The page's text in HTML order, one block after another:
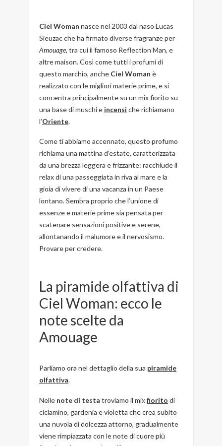
Ciel Woman nasce nel 2003 dal naso Lucas
Sieuzac che ha firmato diverse fragranze per
Amouage, tra cui il famoso Reflection Man, e
altre maison. Così come tutti i profumi di
questo marchio, anche Ciel Woman è
realizzato con le migliori materie prime, e si
concentra principalmente su un mix fiorito su
una base di muschi e incensi che richiamano
l’Oriente.
Come ti abbiamo accennato, questo profumo
richiama una mattina d’estate, caratterizzata
da una brezza leggera e frizzante: racchiude il
relax di una passeggiata in riva al mare e la
gioia di vivere di una vacanza in un Paese
lontano. Sembra proprio che l’unione di
essenze e materie prime sia pensata per
scatenare sensazioni positive e serene,
allontanando il malumore e il nervosismo.
Provare per credere.
La piramide olfattiva di
Ciel Woman: ecco le
note scelte da
Amouage
Parliamo ora nel dettaglio della sua piramide
olfattiva.
Nelle note di testa troviamo il mixfiorito di
ciclamino, gardenia e violetta che crea subito
una nuvola di dolcezza attorno, gradualmente
viene rimpiazzata con le note di cuore più